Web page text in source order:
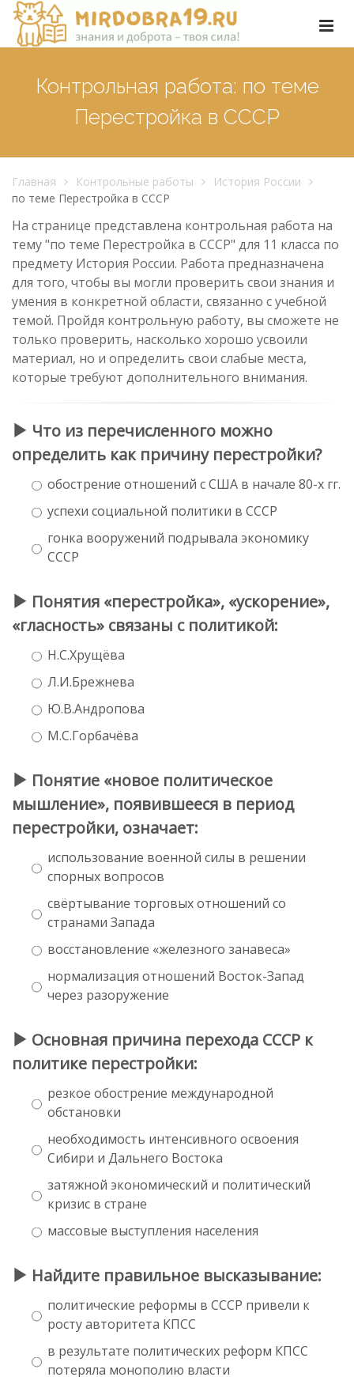
Контрольная работа: по теме
Перестройка в СССР
Главная Контрольные работы
История России
по теме Перестройка в СССР
На странице представлена контрольная работа на
тему "по теме Перестройка в СССР" для 11 класса по
предмету История России. Работа предназначена
для того, чтобы вы могли проверить свои знания и
умения в конкретной области, связанно с учебной
темой. Пройдя контрольную работу, вы сможете не
только проверить, насколько хорошо усвоили
материал, но и определить свои слабые места,
которые требуют дополнительного внимания.
Что из перечисленного можно
определить как причину перестройки?
обострение отношений с США в начале 80-х гг.
успехи социальной политики в СССР
гонка вооружений подрывала экономику
СССР
Понятия «перестройка», «ускорение»,
«гласность» связаны с политикой:
Н.С.Хрущёва
Л.И.Брежнева
Ю.В.Андропова
М.С.Горбачёва
Понятие «новое политическое
мышление», появившееся в период
перестройки, означает:
использование военной силы в решении
спорных вопросов
свёртывание торговых отношений со
странами Запада
восстановление «железного занавеса»
нормализация отношений Восток-Запад
через разоружение
Основная причина перехода СССР к
политике перестройки:
резкое обострение международной
обстановки
необходимость интенсивного освоения
Сибири и Дальнего Востока
затяжной экономический и политический
кризис в стране
массовые выступления населения
Найдите правильное высказывание:
политические реформы в СССР привели к
росту авторитета КПСС
в результате политических реформ КПСС
потеряла монополию власти